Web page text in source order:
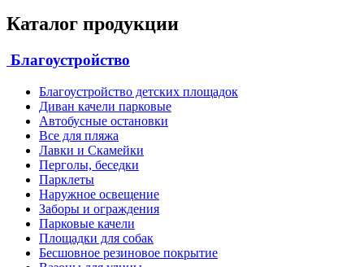
Каталог продукции
Благоустройство
Благоустройство детских площадок
Диван качели парковые
Автобусные остановки
Все для пляжа
Лавки и Скамейки
Перголы, беседки
Парклеты
Наружное освещение
Заборы и ограждения
Парковые качели
Площадки для собак
Бесшовное резиновое покрытие